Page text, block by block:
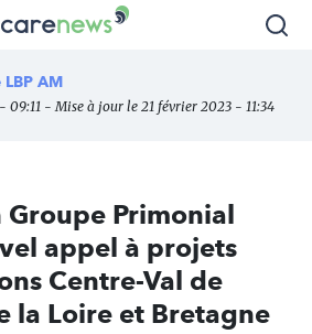
Carenews,
média
des
AM
- Mise à jour le 21 février 2023 - 11:34
Groupe Primonial
appel à projets
Centre-Val de
la Loire et Bretagne